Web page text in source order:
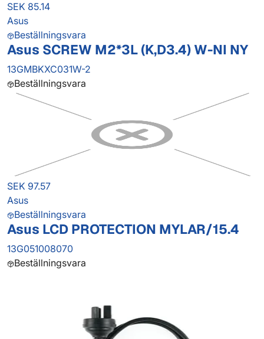
SEK 85.14
Asus
Beställningsvara
Asus SCREW M2*3L (K,D3.4) W-NI NY
13GMBKXC031W-2
Beställningsvara
SEK 97.57
Asus
Beställningsvara
Asus LCD PROTECTION MYLAR/15.4
13G051008070
Beställningsvara